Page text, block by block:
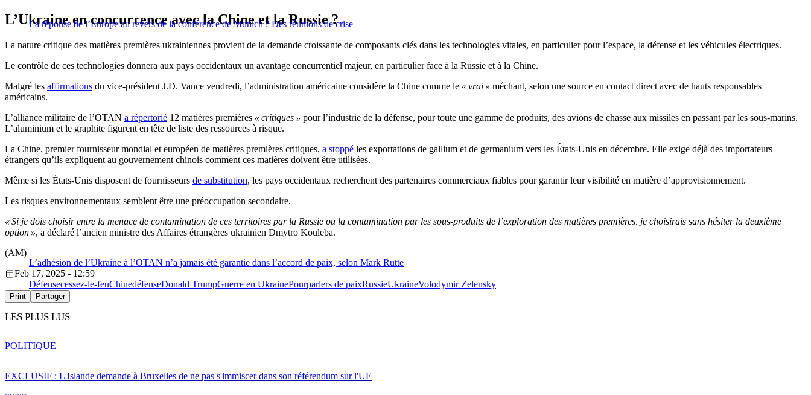
La réponse de l’Europe au revers de la conférence de Munich ? Des réunions de crise
L’Ukraine en concurrence avec la Chine et la Russie ?
La nature critique des matières premières ukrainiennes provient de la demande croissante de composants clés dans les technologies vitales, en particulier pour l’espace, la défense et les véhicules électriques.
Le contrôle de ces technologies donnera aux pays occidentaux un avantage concurrentiel majeur, en particulier face à la Russie et à la Chine.
Malgré les affirmations du vice-président J.D. Vance vendredi, l’administration américaine considère la Chine comme le « vrai » méchant, selon une source en contact direct avec de hauts responsables
américains.
L’alliance militaire de l’OTAN a répertorié 12 matières premières « critiques » pour l’industrie de la défense, pour toute une gamme de produits, des avions de chasse aux missiles en passant par les sous-marins.
L’aluminium et le graphite figurent en tête de liste des ressources à risque.
La Chine, premier fournisseur mondial et européen de matières premières critiques, a stoppé les exportations de gallium et de germanium vers les États-Unis en décembre. Elle exige déjà des importateurs
étrangers qu’ils expliquent au gouvernement chinois comment ces matières doivent être utilisées.
Même si les États-Unis disposent de fournisseurs de substitution, les pays occidentaux recherchent des partenaires commerciaux fiables pour garantir leur visibilité en matière d’approvisionnement.
Les risques environnementaux semblent être une préoccupation secondaire.
« Si je dois choisir entre la menace de contamination de ces territoires par la Russie ou la contamination par les sous-produits de l’exploration des matières premières, je choisirais sans hésiter la deuxième
option », a déclaré l’ancien ministre des Affaires étrangères ukrainien Dmytro Kouleba.
L’adhésion de l’Ukraine à l’OTAN n’a jamais été garantie dans l’accord de paix, selon Mark Rutte
(AM)
Feb 17, 2025 - 12:59
Défensecessez-le-feuChinedéfenseDonald TrumpGuerre en UkrainePourparlers de paixRussieUkraineVolodymir Zelensky
Print Partager
LES PLUS LUS
EXCLUSIF : L'Islande demande à Bruxelles de ne pas s'immiscer dans son référendum sur l'UE
POLITIQUE